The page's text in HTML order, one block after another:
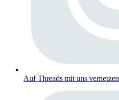
Auf Threads mit uns vernetzen